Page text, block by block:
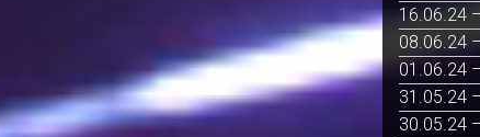
16.06.24
08.06.24
01.06.24
31.05.24
30.05.24